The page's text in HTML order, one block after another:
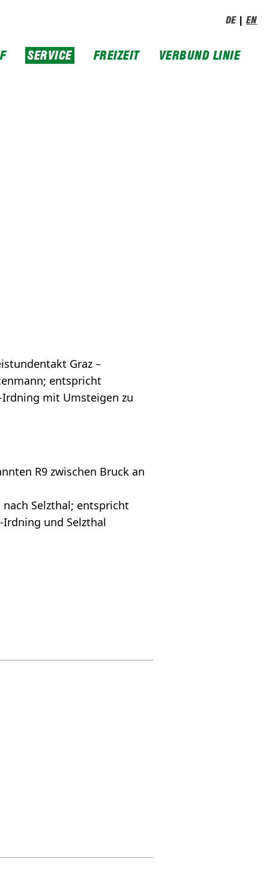
DE EN
SERVICE FREIZEIT VERBUND LINIE
Graz –
entspricht
Irdning mit Umsteigen zu
R9 zwischen Bruck an
Selzthal; entspricht
und Selzthal